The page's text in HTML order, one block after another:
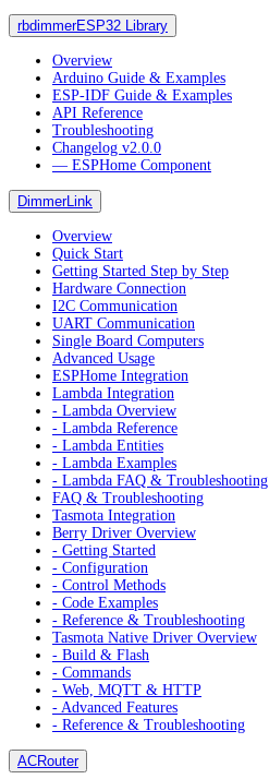
rbdimmerESP32 Library
Overview
Arduino Guide & Examples
ESP-IDF Guide & Examples
API Reference
Troubleshooting
Changelog v2.0.0
― ESPHome Component
DimmerLink
Overview
Quick Start
Getting Started Step by Step
Hardware Connection
I2C Communication
UART Communication
Single Board Computers
Advanced Usage
ESPHome Integration
Lambda Integration
- Lambda Overview
- Lambda Reference
- Lambda Entities
- Lambda Examples
- Lambda FAQ & Troubleshooting
FAQ & Troubleshooting
Tasmota Integration
Berry Driver Overview
- Getting Started
- Configuration
- Control Methods
- Code Examples
- Reference & Troubleshooting
Tasmota Native Driver Overview
- Build & Flash
- Commands
- Web, MQTT & HTTP
- Advanced Features
- Reference & Troubleshooting
ACRouter